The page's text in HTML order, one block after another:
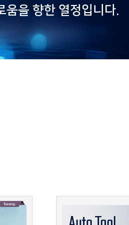
움을 향한 열정입니다.